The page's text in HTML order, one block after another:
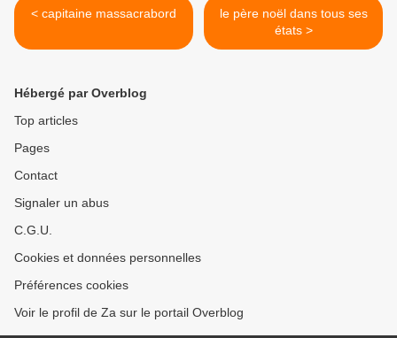
< capitaine massacrabord
le père noël dans tous ses
états >
Hébergé par Overblog
Top articles
Pages
Contact
Signaler un abus
C.G.U.
Cookies et données personnelles
Préférences cookies
Voir le profil de Za sur le portail Overblog